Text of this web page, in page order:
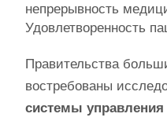
непрерывность
Удовлетворенность
Правительства
востребованы
системы